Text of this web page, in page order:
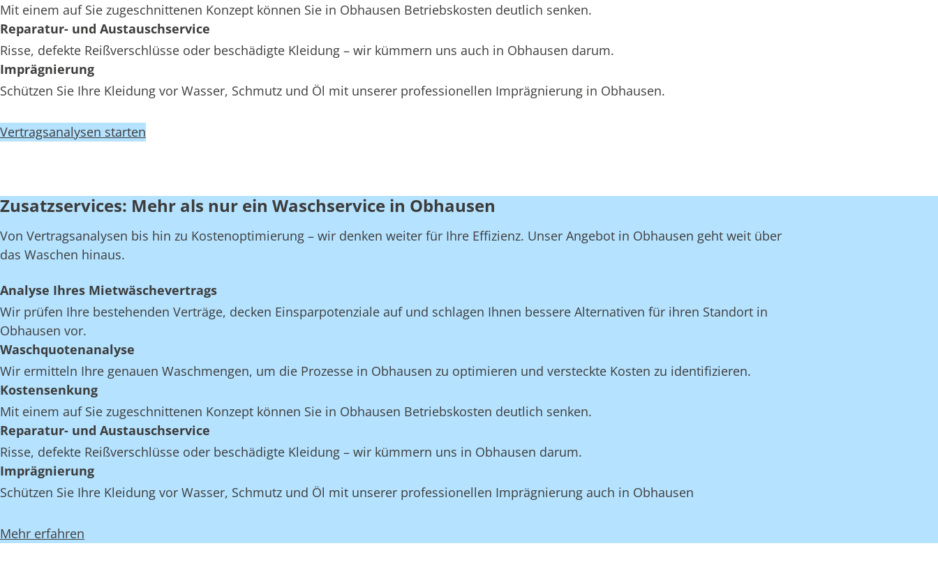
Mit einem auf Sie zugeschnittenen Konzept können Sie in Obhausen Betriebskosten deutlich senken.
Reparatur- und Austauschservice
Risse, defekte Reißverschlüsse oder beschädigte Kleidung – wir kümmern uns auch in Obhausen darum.
Imprägnierung
Schützen Sie Ihre Kleidung vor Wasser, Schmutz und Öl mit unserer professionellen Imprägnierung in Obhausen.
Vertragsanalysen starten
Zusatzservices: Mehr als nur ein Waschservice in Obhausen
Von Vertragsanalysen bis hin zu Kostenoptimierung – wir denken weiter für Ihre Effizienz. Unser Angebot in Obhausen geht weit über
das Waschen hinaus.
Analyse Ihres Mietwäschevertrags
Wir prüfen Ihre bestehenden Verträge, decken Einsparpotenziale auf und schlagen Ihnen bessere Alternativen für ihren Standort in
Obhausen vor.
Waschquotenanalyse
Wir ermitteln Ihre genauen Waschmengen, um die Prozesse in Obhausen zu optimieren und versteckte Kosten zu identifizieren.
Kostensenkung
Mit einem auf Sie zugeschnittenen Konzept können Sie in Obhausen Betriebskosten deutlich senken.
Reparatur- und Austauschservice
Risse, defekte Reißverschlüsse oder beschädigte Kleidung – wir kümmern uns in Obhausen darum.
Imprägnierung
Schützen Sie Ihre Kleidung vor Wasser, Schmutz und Öl mit unserer professionellen Imprägnierung auch in Obhausen
Mehr erfahren